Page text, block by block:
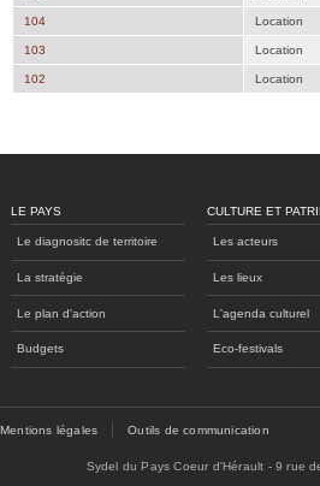
104 Location
103 Location
102 Location
LE PAYS
Le diagnositc de territoire
La stratégie
Le plan d'action
Budgets
CULTURE ET
Les acteurs
Les lieux
L'agenda culturel
Eco-festivals
Mentions légales Outils de communication
Sydel du Pays Coeur d'Hérault - 9 rue